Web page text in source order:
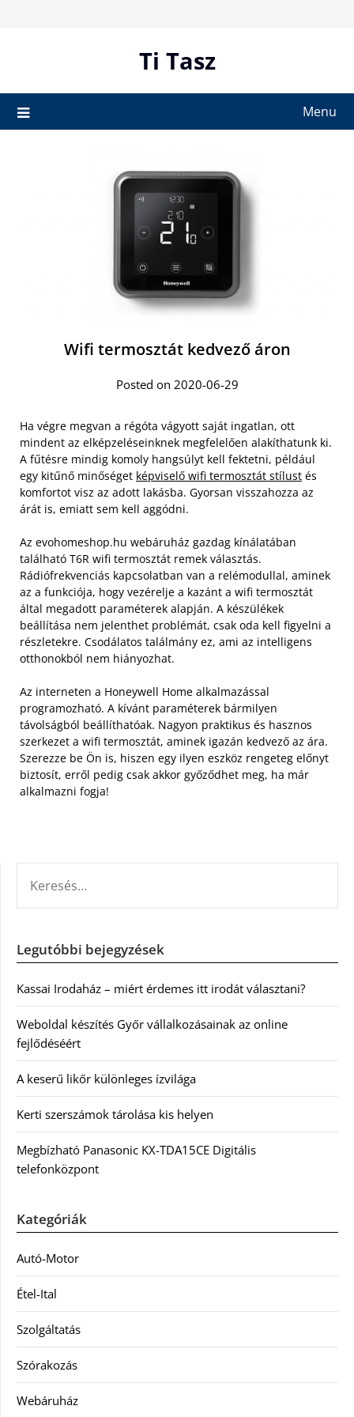
Ti Tasz
Menu
Wifi termosztát kedvező áron
Posted on 2020-06-29
Ha végre megvan a régóta vágyott saját ingatlan, ott
mindent az elképzeléseinknek megfelelően alakíthatunk ki.
A fűtésre mindig komoly hangsúlyt kell fektetni, például
egy kitűnő minőséget képviselő wifi termosztát stílust és
komfortot visz az adott lakásba. Gyorsan visszahozza az
árát is, emiatt sem kell aggódni.
Az evohomeshop.hu webáruház gazdag kínálatában
található T6R wifi termosztát remek választás.
Rádiófrekvenciás kapcsolatban van a relémodullal, aminek
az a funkciója, hogy vezérelje a kazánt a wifi termosztát
által megadott paraméterek alapján. A készülékek
beállítása nem jelenthet problémát, csak oda kell figyelni a
részletekre. Csodálatos találmány ez, ami az intelligens
otthonokból nem hiányozhat.
Az interneten a Honeywell Home alkalmazással
programozható. A kívánt paraméterek bármilyen
távolságból beállíthatóak. Nagyon praktikus és hasznos
szerkezet a wifi termosztát, aminek igazán kedvező az ára.
Szerezze be Ön is, hiszen egy ilyen eszköz rengeteg előnyt
biztosít, erről pedig csak akkor győződhet meg, ha már
alkalmazni fogja!
Legutóbbi bejegyzések
Kassai Irodaház – miért érdemes itt irodát választani?
Weboldal készítés Győr vállalkozásainak az online
fejlődéséért
A keserű likőr különleges ízvilága
Kerti szerszámok tárolása kis helyen
Megbízható Panasonic KX-TDA15CE Digitális
telefonközpont
Kategóriák
Autó-Motor
Étel-Ital
Szolgáltatás
Szórakozás
Webáruház